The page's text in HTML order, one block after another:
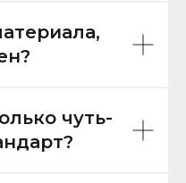
чуть-